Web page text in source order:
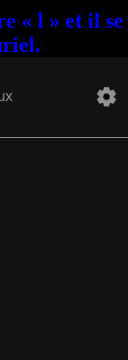
« l » et il se